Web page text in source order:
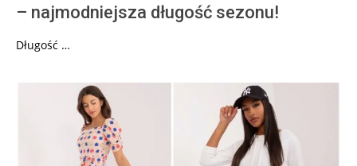
– najmodniejsza długość sezonu!
Długość …